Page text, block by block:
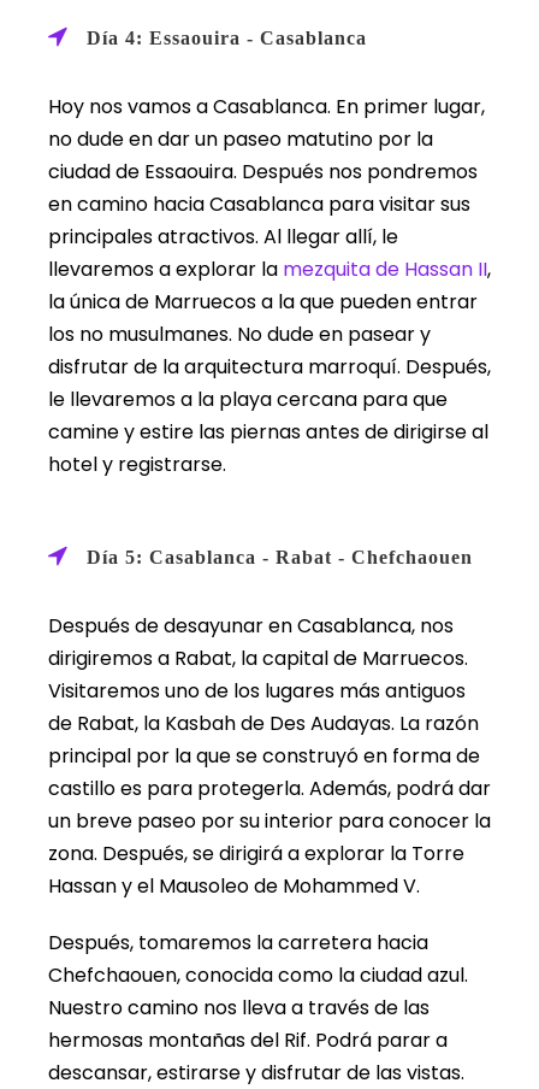
Día 4: Essaouira - Casablanca
Hoy nos vamos a Casablanca. En primer lugar,
no dude en dar un paseo matutino por la
ciudad de Essaouira. Después nos pondremos
en camino hacia Casablanca para visitar sus
principales atractivos. Al llegar allí, le
llevaremos a explorar la mezquita de Hassan II,
la única de Marruecos a la que pueden entrar
los no musulmanes. No dude en pasear y
disfrutar de la arquitectura marroquí. Después,
le llevaremos a la playa cercana para que
camine y estire las piernas antes de dirigirse al
hotel y registrarse.
Día 5: Casablanca - Rabat - Chefchaouen
Después de desayunar en Casablanca, nos
dirigiremos a Rabat, la capital de Marruecos.
Visitaremos uno de los lugares más antiguos
de Rabat, la Kasbah de Des Audayas. La razón
principal por la que se construyó en forma de
castillo es para protegerla. Además, podrá dar
un breve paseo por su interior para conocer la
zona. Después, se dirigirá a explorar la Torre
Hassan y el Mausoleo de Mohammed V.
Después, tomaremos la carretera hacia
Chefchaouen, conocida como la ciudad azul.
Nuestro camino nos lleva a través de las
hermosas montañas del Rif. Podrá parar a
descansar, estirarse y disfrutar de las vistas.